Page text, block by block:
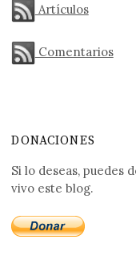
Artículos
Comentarios
DONACIONES
Si lo deseas, puedes
vivo este blog.